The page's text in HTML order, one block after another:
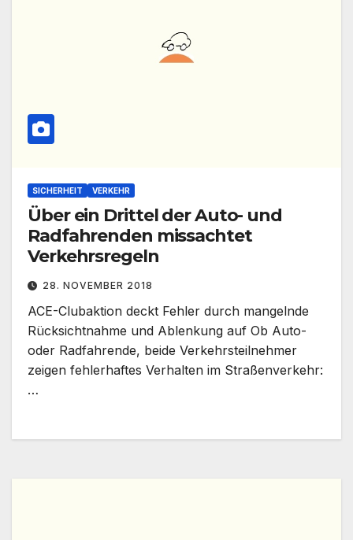
SICHERHEIT VERKEHR
Über ein Drittel der Auto- und
Radfahrenden missachtet
Verkehrsregeln
28. NOVEMBER 2018
ACE-Clubaktion deckt Fehler durch mangelnde
Rücksichtnahme und Ablenkung auf Ob Auto-
oder Radfahrende, beide Verkehrsteilnehmer
zeigen fehlerhaftes Verhalten im Straßenverkehr:
…